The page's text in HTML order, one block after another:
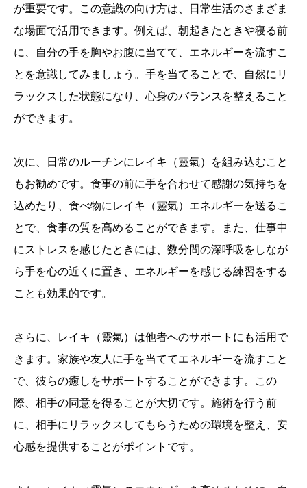
が重要です。この意識の向け方は、日常生活のさまざま
な場面で活用できます。例えば、朝起きたときや寝る前
に、自分の手を胸やお腹に当てて、エネルギーを流すこ
とを意識してみましょう。手を当てることで、自然にリ
ラックスした状態になり、心身のバランスを整えること
ができます。
次に、日常のルーチンにレイキ（靈氣）を組み込むこと
もお勧めです。食事の前に手を合わせて感謝の気持ちを
込めたり、食べ物にレイキ（靈氣）エネルギーを送るこ
とで、食事の質を高めることができます。また、仕事中
にストレスを感じたときには、数分間の深呼吸をしなが
ら手を心の近くに置き、エネルギーを感じる練習をする
ことも効果的です。
さらに、レイキ（靈氣）は他者へのサポートにも活用で
きます。家族や友人に手を当ててエネルギーを流すこと
で、彼らの癒しをサポートすることができます。この
際、相手の同意を得ることが大切です。施術を行う前
に、相手にリラックスしてもらうための環境を整え、安
心感を提供することがポイントです。